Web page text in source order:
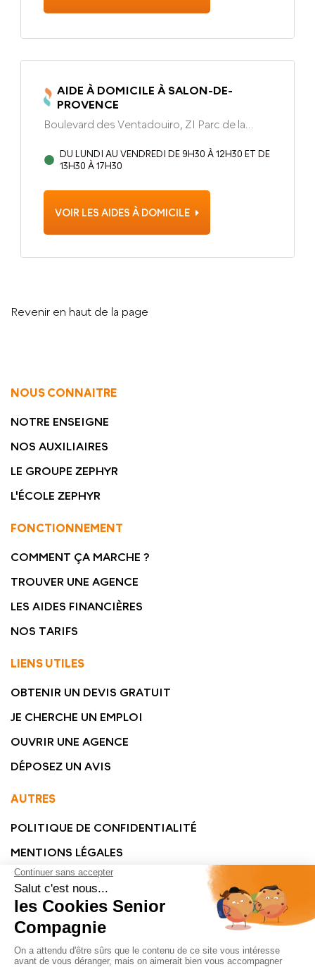
AIDE À DOMICILE À SALON-DE-
PROVENCE
Boulevard des Ventadouiro, ZI Parc de la
DU LUNDI AU VENDREDI DE 9H30 À 12H30 ET DE
13H30 À 17H30
VOIR LES AIDES À DOMICILE
Revenir en haut de la page
NOUS CONNAITRE
NOTRE ENSEIGNE
NOS AUXILIAIRES
LE GROUPE ZEPHYR
L'ÉCOLE ZEPHYR
FONCTIONNEMENT
COMMENT ÇA MARCHE ?
TROUVER UNE AGENCE
LES AIDES FINANCIÈRES
NOS TARIFS
LIENS UTILES
OBTENIR UN DEVIS GRATUIT
JE CHERCHE UN EMPLOI
OUVRIR UNE AGENCE
DÉPOSEZ UN AVIS
AUTRES
POLITIQUE DE CONFIDENTIALITÉ
MENTIONS LÉGALES